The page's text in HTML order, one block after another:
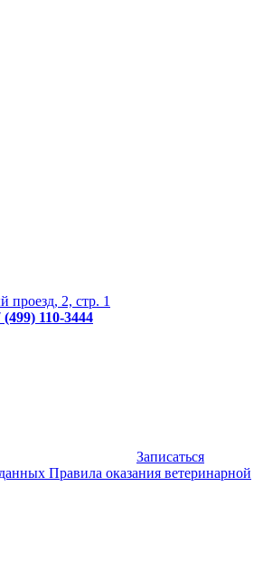
2, стр. 1
(499) 110-3444
Записаться
Правила оказания ветеринарной